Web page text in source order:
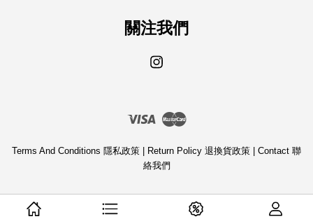
關注我們
Visa Master
Terms And Conditions 隱私政策 Return Policy 退換貨政策
Contact 聯
絡我們